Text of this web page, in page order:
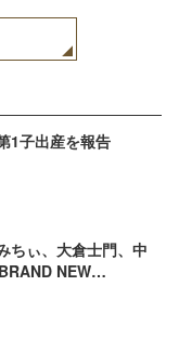
1子出産を報告
ちぃ、大倉士門、中
NEW